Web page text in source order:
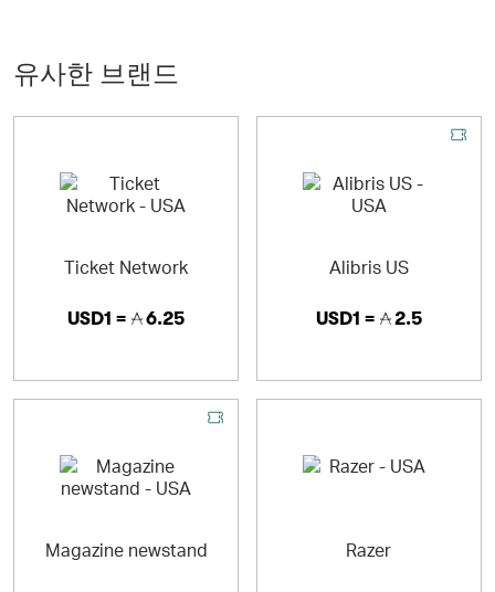
유사한 브랜드
Ticket Network
USD1 = 6.25
Alibris US
USD1 = 2.5
Magazine newstand Razer